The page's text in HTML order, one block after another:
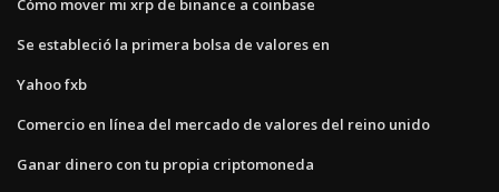
Cómo mover mi xrp de binance a coinbase
Se estableció la primera bolsa de valores en
Yahoo fxb
Comercio en línea del mercado de valores del reino unido
Ganar dinero con tu propia criptomoneda